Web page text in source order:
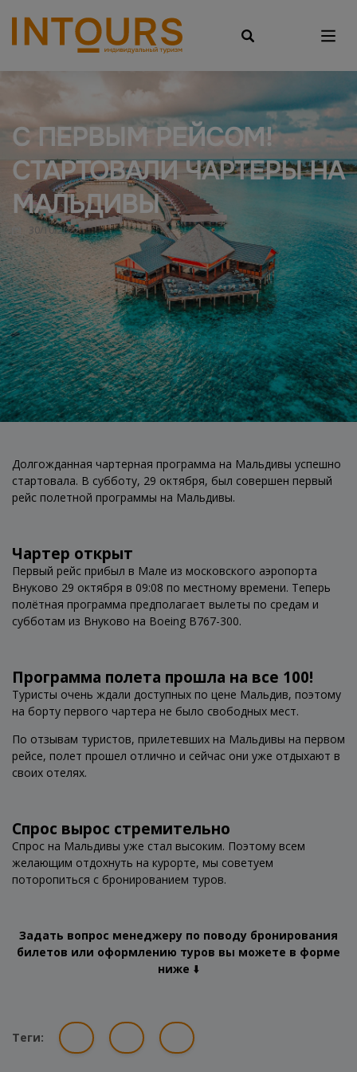
С ПЕРВЫМ РЕЙСОМ!
СТАРТОВАЛИ ЧАРТЕРЫ НА
МАЛЬДИВЫ
30/10/2022
Долгожданная чартерная программа на Мальдивы успешно
стартовала. В субботу, 29 октября, был совершен первый
рейс полетной программы на Мальдивы.
Чартер открыт
Первый рейс прибыл в Мале из московского аэропорта
Внуково 29 октября в 09:08 по местному времени. Теперь
полётная программа предполагает вылеты по средам и
субботам из Внуково на Boeing В767-300.
Программа полета прошла на все 100!
Туристы очень ждали доступных по цене Мальдив, поэтому
на борту первого чартера не было свободных мест.
По отзывам туристов, прилетевших на Мальдивы на первом
рейсе, полет прошел отлично и сейчас они уже отдыхают в
своих отелях.
Спрос вырос стремительно
Спрос на Мальдивы уже стал высоким. Поэтому всем
желающим отдохнуть на курорте, мы советуем
поторопиться с бронированием туров.
Задать вопрос менеджеру по поводу бронирования
билетов или оформлению туров вы можете в форме
ниже ⬇️
Теги: